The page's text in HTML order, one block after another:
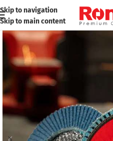
Skip to navigation
Skip to main content